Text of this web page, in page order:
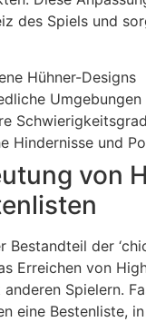
des Spiels und
Hühner-Designs
Umgebungen
Hindernisse und
von
Bestandteil der
Erreichen von
Spielern.
eine Bestenliste,